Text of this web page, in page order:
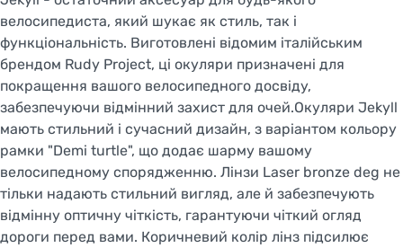
велосипедиста, який шукає як стиль, так і
функціональність. Виготовлені відомим італійським
брендом Rudy Project, ці окуляри призначені для
покращення вашого велосипедного досвіду,
забезпечуючи відмінний захист для очей.Окуляри Jekyll
мають стильний і сучасний дизайн, з варіантом кольору
рамки "Demi turtle", що додає шарму вашому
велосипедному спорядженню. Лінзи Laser bronze deg не
тільки надають стильний вигляд, але й забезпечують
відмінну оптичну чіткість, гарантуючи чіткий огляд
дороги перед вами. Коричневий колір лінз підсилює